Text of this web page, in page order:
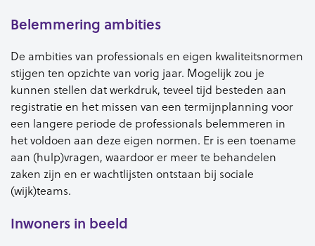
Belemmering ambities
De ambities van professionals en eigen kwaliteitsnormen
stijgen ten opzichte van vorig jaar. Mogelijk zou je
kunnen stellen dat werkdruk, teveel tijd besteden aan
registratie en het missen van een termijnplanning voor
een langere periode de professionals belemmeren in
het voldoen aan deze eigen normen. Er is een toename
aan (hulp)vragen, waardoor er meer te behandelen
zaken zijn en er wachtlijsten ontstaan bij sociale
(wijk)teams.
Inwoners in beeld